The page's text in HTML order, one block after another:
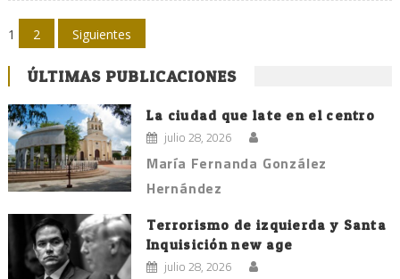
Navegación
de
entradas
1 2 Siguientes
ÚLTIMAS PUBLICACIONES
La ciudad que late en el centro
julio 28, 2026
María Fernanda González
Hernández
Terrorismo de izquierda y Santa
Inquisición new age
julio 28, 2026